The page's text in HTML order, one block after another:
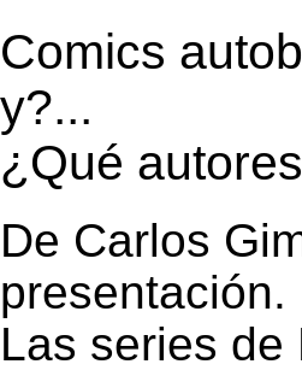
Comics
y?...
¿Qué
De Carlos
presentación.
Las series